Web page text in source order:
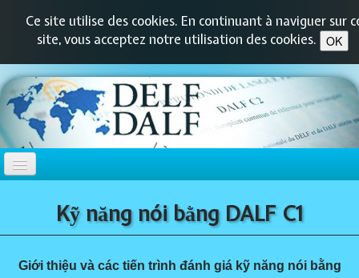
Ce site utilise des cookies. En continuant à naviguer sur
site, vous acceptez notre utilisation des cookies.
OK
DELF-DALF
​​Kỹ năng nói bằng DALF C1
Giới thiệu và các tiến trình đánh giá kỹ năng nói bằng